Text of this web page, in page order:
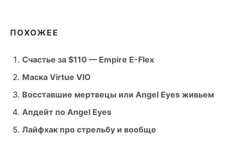
ПОХОЖЕЕ
Счастье за $110 — Empire E-Flex
Маска Virtue VIO
Восставшие мертвецы или Angel Eyes живьем
Апдейт по Angel Eyes
Лайфхак про стрельбу и вообще